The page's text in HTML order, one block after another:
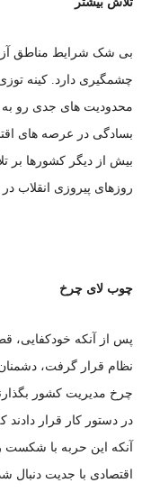
بی شک شرایط مناطق
چشمگیری دارد. کینه
محدودیت های جدی رو به
بسادگی در عرصه های
بیش از دیگر کشورها بر
روزهای پیروزی انقلاب
چوب لای چرخ
پس از آنکه خودکفایی،
نظام قرار گرفت،
چرخ مدیریت کشور
آنکه این حربه با
اقتصادی با جدیت دنبال